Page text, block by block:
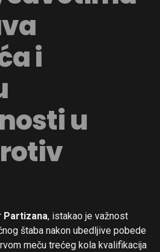
i
u
Partizana, istakao je važnost
štaba nakon ubedljive pobede
meču trećeg kola kvalifikacija